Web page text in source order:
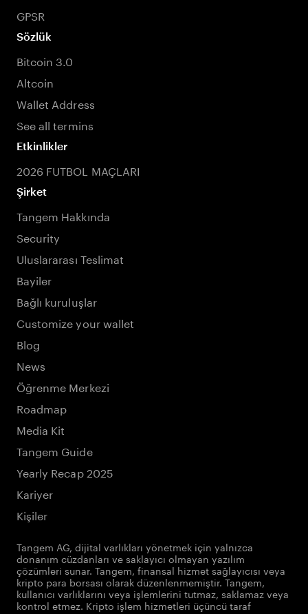
GPSR
Sözlük
Bitcoin 3.0
Altcoin
Wallet Address
See all termins
Etkinlikler
2026 FUTBOL MAÇLARI
Şirket
Tangem Hakkında
Security
Uluslararası Teslimat
Bayiler
Bağlı kuruluşlar
Customize your wallet
Blog
News
Öğrenme Merkezi
Roadmap
Media Kit
Tangem Guide
Yearly Recap 2025
Kariyer
Kişiler
Tangem AG, dijital varlıkları yönetmek için yalnızca
donanım cüzdanları ve saklayıcı olmayan yazılım
çözümleri sunar. Tangem, finansal hizmet sağlayıcısı veya
kripto para borsası olarak düzenlenmemiştir. Tangem,
kullanıcı varlıklarını veya işlemlerini tutmaz, saklamaz veya
kontrol etmez. Kripto işlem hizmetleri üçüncü taraf